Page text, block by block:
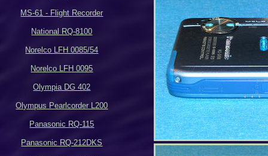
MS-61 - Flight Recorder
National RQ-8100
Norelco LFH 0085/54
Norelco LFH 0095
Olympia DG 402
Olympus Pearlcorder L200
Panasonic RQ-115
Panasonic RQ-212DKS